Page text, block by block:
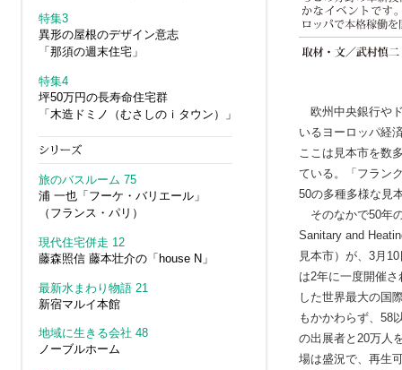
特集3
異形の屋根のデザイン意志
「那須の週末住宅」
特集4
坪50万円の長寿命住宅群
「木造ドミノ（むさしのｉタウン）」
旅のバスルーム 75
浦 一也「フーケ・バリエール」
（フランス・パリ）
現代住宅併走 12
藤森照信 藤本壮介の「house N」
最新水まわり物語 21
新宿マルイ本館
地域に生きる会社 48
ノーブルホーム
欧州中央銀行や
いるヨーロッパ経
ここは見本市を数
ている。「フラン
50の多種多様な見
そのなかで50年
Sanitary and
見本市） が、3月
は2年に一度開催
した世界最大の国
もかかわらず、58
の出展者と20万人
場は盛況で、再生